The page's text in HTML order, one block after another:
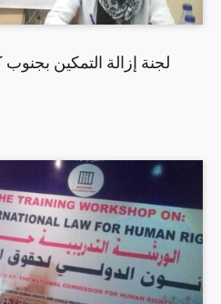
لجنة إزالة التمكين